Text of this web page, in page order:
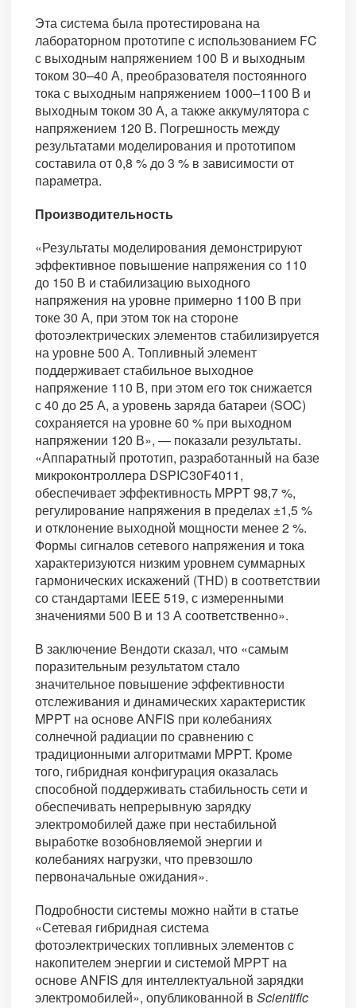
Эта система была протестирована на
лабораторном прототипе с использованием FC
с выходным напряжением 100 В и выходным
током 30–40 А, преобразователя постоянного
тока с выходным напряжением 1000–1100 В и
выходным током 30 А, а также аккумулятора с
напряжением 120 В. Погрешность между
результатами моделирования и прототипом
составила от 0,8 % до 3 % в зависимости от
параметра.
Производительность
«Результаты моделирования демонстрируют
эффективное повышение напряжения со 110
до 150 В и стабилизацию выходного
напряжения на уровне примерно 1100 В при
токе 30 А, при этом ток на стороне
фотоэлектрических элементов стабилизируется
на уровне 500 А. Топливный элемент
поддерживает стабильное выходное
напряжение 110 В, при этом его ток снижается
с 40 до 25 А, а уровень заряда батареи (SOC)
сохраняется на уровне 60 % при выходном
напряжении 120 В», — показали результаты.
«Аппаратный прототип, разработанный на базе
микроконтроллера DSPIC30F4011,
обеспечивает эффективность MPPT 98,7 %,
регулирование напряжения в пределах ±1,5 %
и отклонение выходной мощности менее 2 %.
Формы сигналов сетевого напряжения и тока
характеризуются низким уровнем суммарных
гармонических искажений (THD) в соответствии
со стандартами IEEE 519, с измеренными
значениями 500 В и 13 А соответственно».
В заключение Вендоти сказал, что «самым
поразительным результатом стало
значительное повышение эффективности
отслеживания и динамических характеристик
MPPT на основе ANFIS при колебаниях
солнечной радиации по сравнению с
традиционными алгоритмами MPPT. Кроме
того, гибридная конфигурация оказалась
способной поддерживать стабильность сети и
обеспечивать непрерывную зарядку
электромобилей даже при нестабильной
выработке возобновляемой энергии и
колебаниях нагрузки, что превзошло
первоначальные ожидания».
Подробности системы можно найти в статье
«Сетевая гибридная система
фотоэлектрических топливных элементов с
накопителем энергии и системой MPPT на
основе ANFIS для интеллектуальной зарядки
электромобилей», опубликованной в Scientific